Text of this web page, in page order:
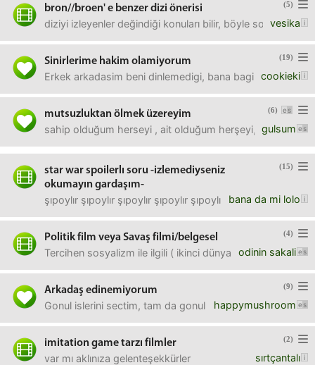
(5)
bron//broen' e benzer dizi önerisi
vesika
diziyi izleyenler değindiği konuları bilir, böyle sosyal
(19)
Sinirlerime hakim olamiyorum
cookieki
Erkek arkadasim beni dinlemedigi, bana bagirdigi ve
(6)
mutsuzluktan ölmek üzereyim
gulsum
sahip olduğum herseyi , ait olduğum herşeyi,
(15)
star war spoilerlı soru -izlemediyseniz
okumayın gardaşım-
bana da mi lolo
şıpoylır şıpoylır şıpoylır şıpoylır şıpoylır son sahnede
(4)
Politik film veya Savaş filmi/belgesel
odinin sakali
Tercihen sosyalizm ile ilgili ( ikinci dünya savaşı da
(9)
Arkadaş edinemiyorum
happymushroom
Gonul islerini sectim, tam da gonul isleri gibi degil ama.
(2)
imitation game tarzı filmler
sırtçantalı
var mı aklınıza gelenteşekkürler